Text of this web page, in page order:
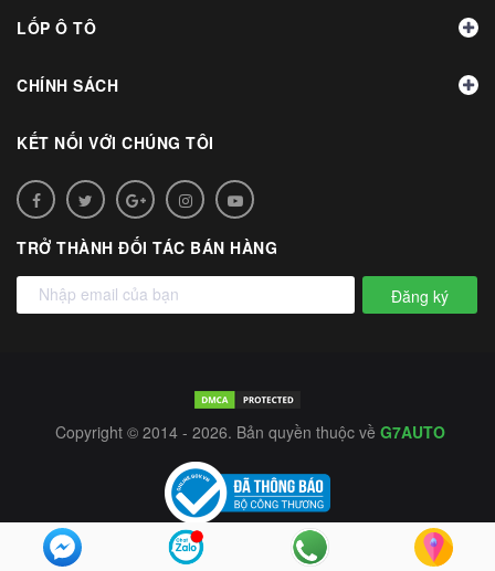
LỐP Ô TÔ
CHÍNH SÁCH
KẾT NỐI VỚI CHÚNG TÔI
TRỞ THÀNH ĐỐI TÁC BÁN HÀNG
Đăng ký
Copyright © 2014 - 2026. Bản quyền thuộc về G7AUTO